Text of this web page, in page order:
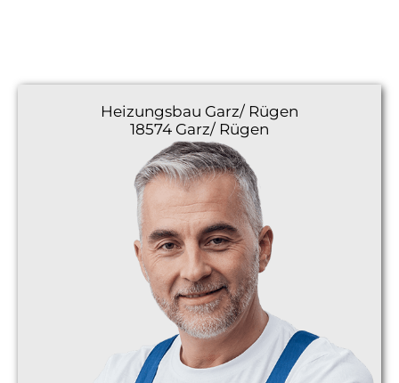
Heizungsbau Garz/ Rügen
18574 Garz/ Rügen